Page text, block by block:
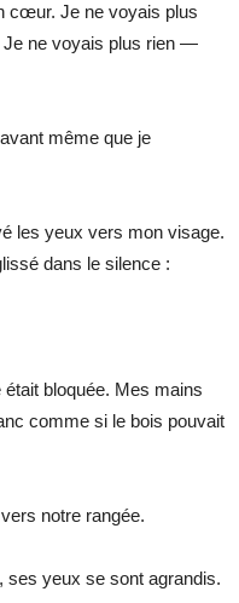
cœur. Je ne voyais plus
Je ne voyais plus rien —
même que je
les yeux vers mon visage.
dans le silence :
bloquée. Mes mains
comme si le bois pouvait
notre rangée.
ses yeux se sont agrandis.